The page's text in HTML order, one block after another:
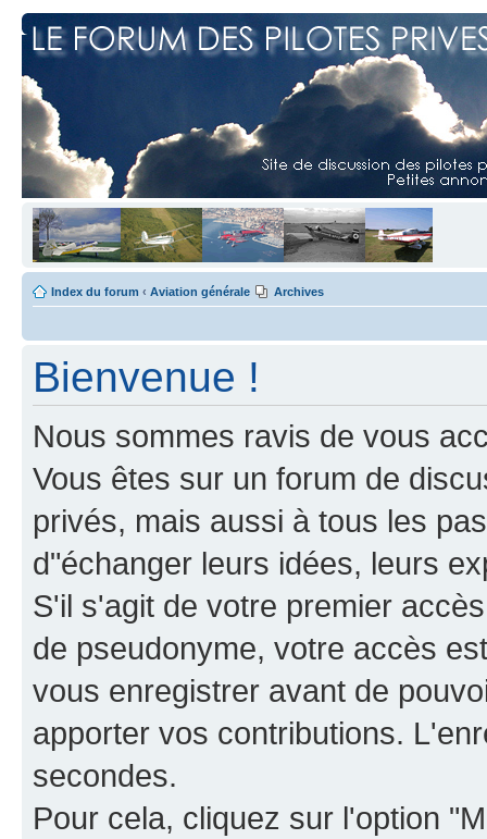
Index du forum ‹ Aviation générale Archives
Bienvenue !
Nous sommes ravis de vous
Vous êtes sur un forum de
privés, mais aussi à tous les
d"échanger leurs idées, leurs
S'il s'agit de votre premier
de pseudonyme, votre accès
vous enregistrer avant de
apporter vos contributions.
secondes.
Pour cela, cliquez sur l'option